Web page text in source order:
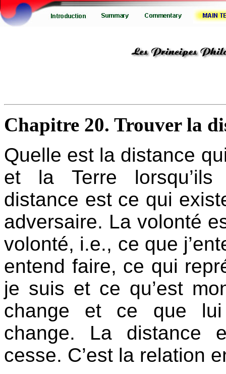
Chapitre 20. Trouver la
Quelle est la distance
et la Terre lorsqu’ils
distance est ce qui
adversaire. La volonté
volonté, i.e., ce que
entend faire, ce qui
je suis et ce qu’est
change et ce que
change. La distance
cesse. C’est la relation